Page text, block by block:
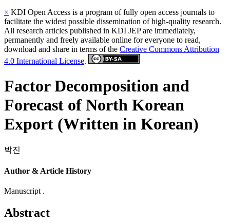
× KDI Open Access is a program of fully open access journals to
facilitate the widest possible dissemination of high-quality research.
All research articles published in KDI JEP are immediately,
permanently and freely available online for everyone to read,
download and share in terms of the Creative Commons Attribution
4.0 International License.
Factor Decomposition and
Forecast of North Korean
Export (Written in Korean)
박진
Author & Article History
Manuscript .
Abstract